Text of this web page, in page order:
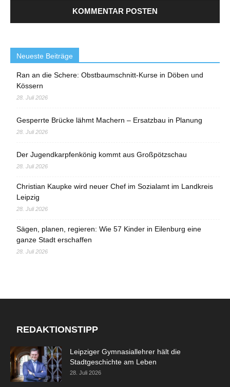
Neueste Beiträge
Ran an die Schere: Obstbaumschnitt-Kurse in Döben und
Kössern
28. Juli 2026
Gesperrte Brücke lähmt Machern – Ersatzbau in Planung
28. Juli 2026
Der Jugendkarpfenkönig kommt aus Großpötzschau
28. Juli 2026
Christian Kaupke wird neuer Chef im Sozialamt im Landkreis
Leipzig
28. Juli 2026
Sägen, planen, regieren: Wie 57 Kinder in Eilenburg eine
ganze Stadt erschaffen
28. Juli 2026
REDAKTIONSTIPP
Leipziger Gymnasiallehrer hält die
Stadtgeschichte am Leben
28. Juli 2026